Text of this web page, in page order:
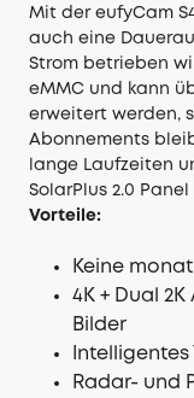
Mit der eufyCam
auch eine
Strom betrieben
eMMC und kann
erweitert werden,
Abonnements
lange Laufzeiten
SolarPlus 2.0
Vorteile:
Keine
4K + Dual
Bilder
Radar- und